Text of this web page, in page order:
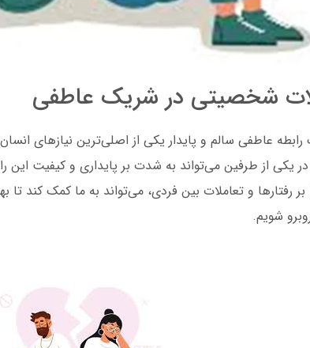
شخصیتی در شریک عاطفی
عاطفی سالم و پایدار یکی از اصلی‌ترین نیازهای
یکی از طرفین می‌تواند به شدت بر پایداری و کیفیت این
بر رفتارها و تعاملات بین فردی، می‌تواند به ما کمک کند
شویم.